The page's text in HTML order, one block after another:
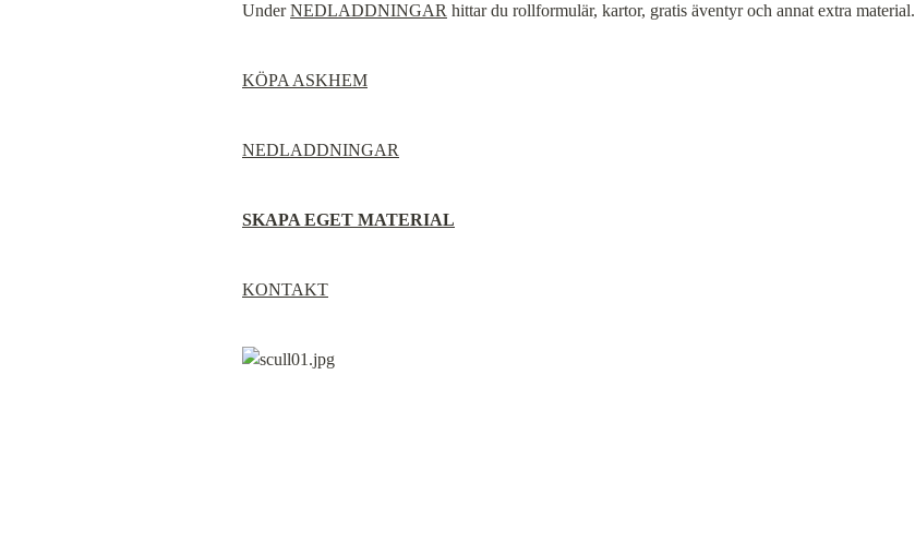
Under NEDLADDNINGAR hittar du rollformulär, kartor, gratis äventyr och annat extra material.
KÖPA ASKHEM
NEDLADDNINGAR
SKAPA EGET MATERIAL
KONTAKT